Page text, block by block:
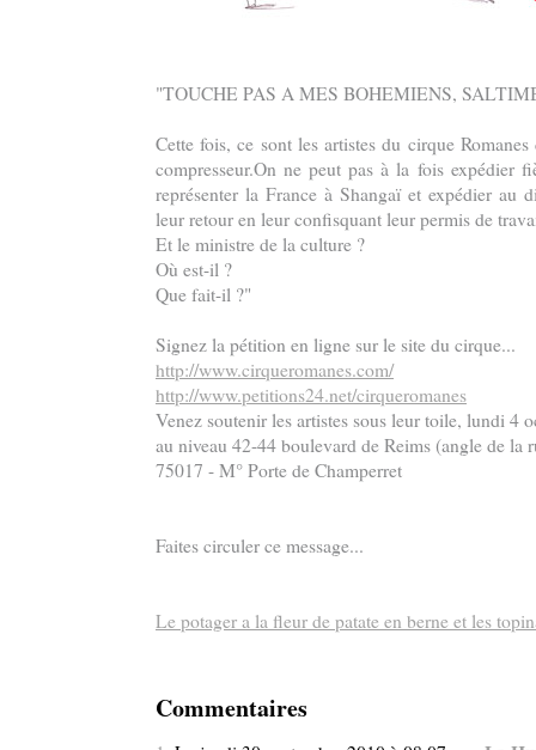
"TOUCHE PAS A MES BOHEMIENS,
Cette fois, ce sont les artistes du cirque
compresseur.On ne peut pas à la fois expédier
représenter la France à Shangaï et expédier au
leur retour en leur confisquant leur permis de
Et le ministre de la culture ?
Où est-il ?
Que fait-il ?"
Signez la pétition en ligne sur le site du cirque...
http://www.cirqueromanes.com/
http://www.petitions24.net/cirqueromanes
Venez soutenir les artistes sous leur toile, lundi 4
au niveau 42-44 boulevard de Reims (angle de la
75017 - M° Porte de Champerret
Faites circuler ce message...
Le potager a la fleur de patate en berne et les
Commentaires